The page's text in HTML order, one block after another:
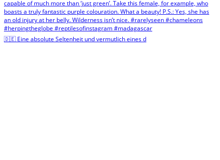
🇩🇪 Eine absolute Seltenheit und vermutlich eines d